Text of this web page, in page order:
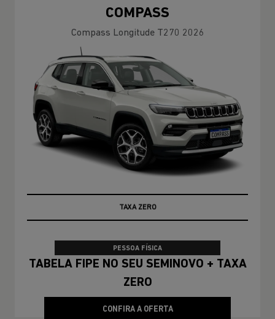
COMPASS
Compass Longitude T270 2026
100% DA TABELA FIPE NO SEU USADO
PESSOA FÍSICA
TABELA FIPE NO SEU SEMINOVO + TAXA
ZERO
CONFIRA A OFERTA